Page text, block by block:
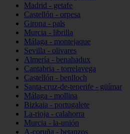
Madrid - getafe
Castellón - orpesa
Girona - pals
Murcia - librilla
Málaga - montejaque
Sevilla - olivares
Almería - benahadux
Cantabria - torrelavega
Castellón - benlloch
Santa-cruz-de-tenerife - güímar
Málaga - mollina
Bizkaia - portugalete
La-rioja - calahorra
Murcia - la-unión
A-coruña - betanzos